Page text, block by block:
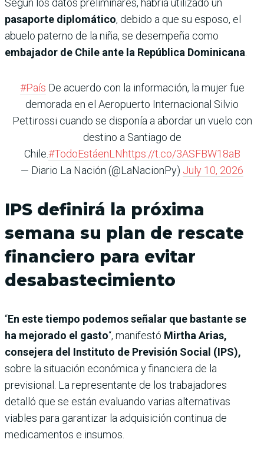
pasaporte diplomático, debido a que su esposo, el
abuelo paterno de la niña, se desempeña como
embajador de Chile ante la República Dominicana
#País De acuerdo con la información, la mujer fue
demorada en el Aeropuerto Internacional Silvio
Pettirossi cuando se disponía a abordar un vuelo con
destino a Santiago de
Chile.#TodoEstáenLNhttps://t.co/3ASFBW18aB
— Diario La Nación (@LaNacionPy) July 10, 2026
IPS definirá la próxima
semana su plan de rescate
financiero para evitar
desabastecimiento
“En este tiempo podemos señalar que bastante se
ha mejorado el gasto“, manifestó Mirtha Arias,
consejera del Instituto de Previsión Social (IPS),
sobre la situación económica y financiera de la
previsional. La representante de los trabajadores
detalló que se están evaluando varias alternativas
viables para garantizar la adquisición continua de
medicamentos e insumos.